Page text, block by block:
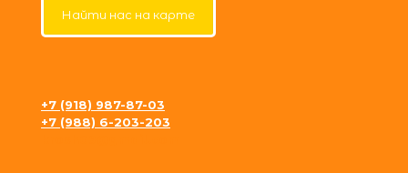
Найти нас на карте
+7 (918) 987-87-03
+7 (988) 6-203-203